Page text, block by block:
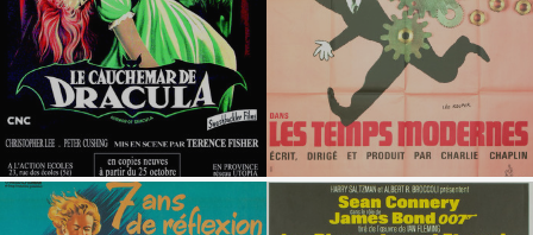
Thématiques
Partenaires
Vendre